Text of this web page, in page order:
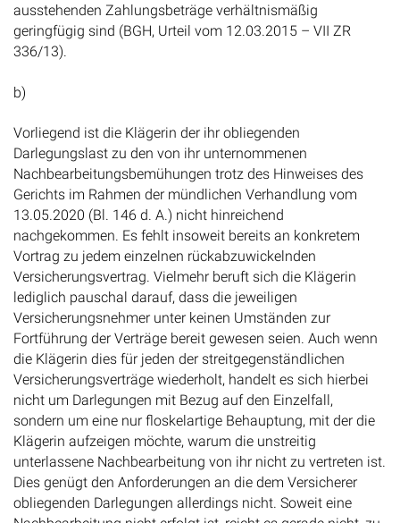
ausstehenden Zahlungsbeträge verhältnismäßig
geringfügig sind (BGH, Urteil vom 12.03.2015 – VII ZR
336/13).
b)
Vorliegend ist die Klägerin der ihr obliegenden
Darlegungslast zu den von ihr unternommenen
Nachbearbeitungsbemühungen trotz des Hinweises des
Gerichts im Rahmen der mündlichen Verhandlung vom
13.05.2020 (Bl. 146 d. A.) nicht hinreichend
nachgekommen. Es fehlt insoweit bereits an konkretem
Vortrag zu jedem einzelnen rückabzuwickelnden
Versicherungsvertrag. Vielmehr beruft sich die Klägerin
lediglich pauschal darauf, dass die jeweiligen
Versicherungsnehmer unter keinen Umständen zur
Fortführung der Verträge bereit gewesen seien. Auch wenn
die Klägerin dies für jeden der streitgegenständlichen
Versicherungsverträge wiederholt, handelt es sich hierbei
nicht um Darlegungen mit Bezug auf den Einzelfall,
sondern um eine nur floskelartige Behauptung, mit der die
Klägerin aufzeigen möchte, warum die unstreitig
unterlassene Nachbearbeitung von ihr nicht zu vertreten ist.
Dies genügt den Anforderungen an die dem Versicherer
obliegenden Darlegungen allerdings nicht. Soweit eine